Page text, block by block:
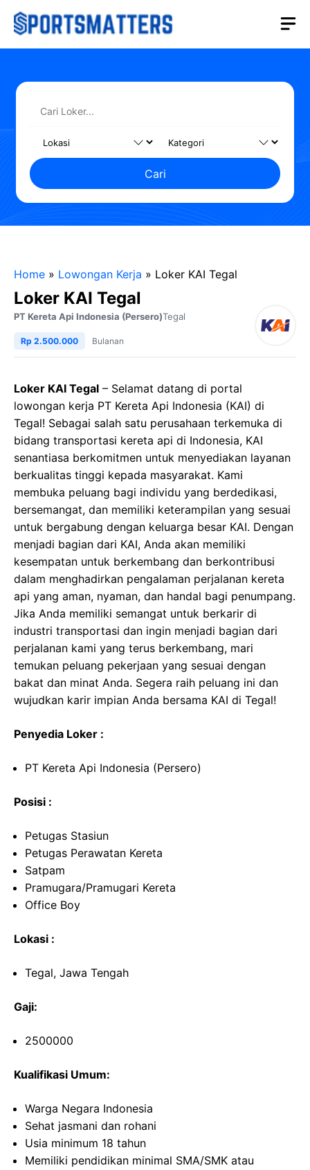
Langsung
Cari
Home » Lowongan Kerja » Loker KAI Tegal
Loker KAI Tegal
PT Kereta Api Indonesia (Persero)Tegal
Rp 2.500.000 Bulanan
Loker KAI Tegal – Selamat datang di portal
lowongan kerja PT Kereta Api Indonesia (KAI) di
Tegal! Sebagai salah satu perusahaan terkemuka di
bidang transportasi kereta api di Indonesia, KAI
senantiasa berkomitmen untuk menyediakan layanan
berkualitas tinggi kepada masyarakat. Kami
membuka peluang bagi individu yang berdedikasi,
bersemangat, dan memiliki keterampilan yang sesuai
untuk bergabung dengan keluarga besar KAI. Dengan
menjadi bagian dari KAI, Anda akan memiliki
kesempatan untuk berkembang dan berkontribusi
dalam menghadirkan pengalaman perjalanan kereta
api yang aman, nyaman, dan handal bagi penumpang.
Jika Anda memiliki semangat untuk berkarir di
industri transportasi dan ingin menjadi bagian dari
perjalanan kami yang terus berkembang, mari
temukan peluang pekerjaan yang sesuai dengan
bakat dan minat Anda. Segera raih peluang ini dan
wujudkan karir impian Anda bersama KAI di Tegal!
Penyedia Loker :
PT Kereta Api Indonesia (Persero)
Posisi :
Petugas Stasiun
Petugas Perawatan Kereta
Satpam
Pramugara/Pramugari Kereta
Office Boy
Lokasi :
Tegal, Jawa Tengah
Gaji:
2500000
Kualifikasi Umum:
Warga Negara Indonesia
Sehat jasmani dan rohani
Usia minimum 18 tahun
Memiliki pendidikan minimal SMA/SMK atau